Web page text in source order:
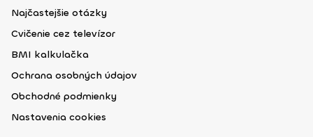
Najčastejšie otázky
Cvičenie cez televízor
BMI kalkulačka
Ochrana osobných údajov
Obchodné podmienky
Nastavenia cookies